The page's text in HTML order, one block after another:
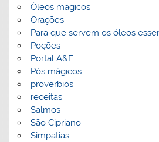
Óleos magicos
Orações
Para que servem os óleos
Poções
Portal A&E
Pós mágicos
proverbios
receitas
Salmos
São Cipriano
Simpatias